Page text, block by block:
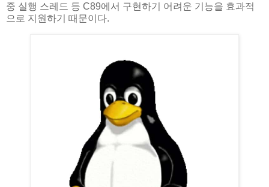
중 실행 스레드 등 C89에서 구현하기 어려운 기능을 효과적
으로 지원하기 때문이다.